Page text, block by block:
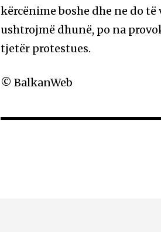
kërcënime boshe dhe ne do
ushtrojmë dhunë, po na
tjetër protestues.
© BalkanWeb